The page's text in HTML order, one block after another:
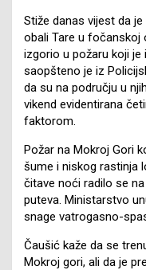
Stiže danas vijest da
obali Tare u
izgorio u požaru koji
saopšteno je iz
da su na području u
vikend evidentirana
faktorom.
Požar na Mokroj Gori
šume i niskog rastinja
čitave noći radilo se
puteva. Ministarstvo
snage vatrogasno-
Čaušić kaže da se
Mokroj gori, ali da je